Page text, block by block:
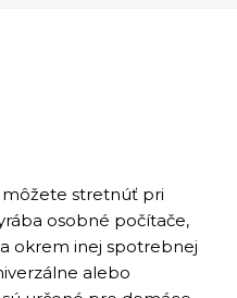
môžete stretnúť pri
osobné počítače,
okrem inej spotrebnej
alebo